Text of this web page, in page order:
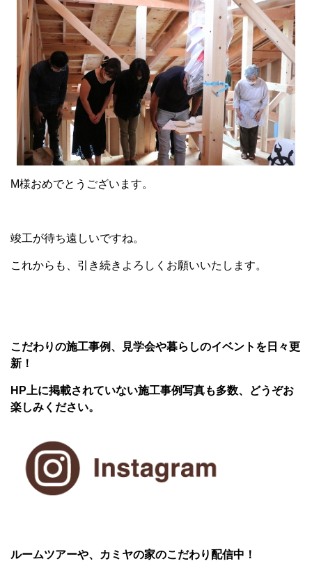
M様おめでとうございます。
竣工が待ち遠しいですね。
これからも、引き続きよろしくお願いいたします。
こだわりの施工事例、見学会や暮らしのイベントを日々更
新！
HP上に掲載されていない施工事例写真も多数、どうぞお
楽しみください。
ルームツアーや、カミヤの家のこだわり配信中！